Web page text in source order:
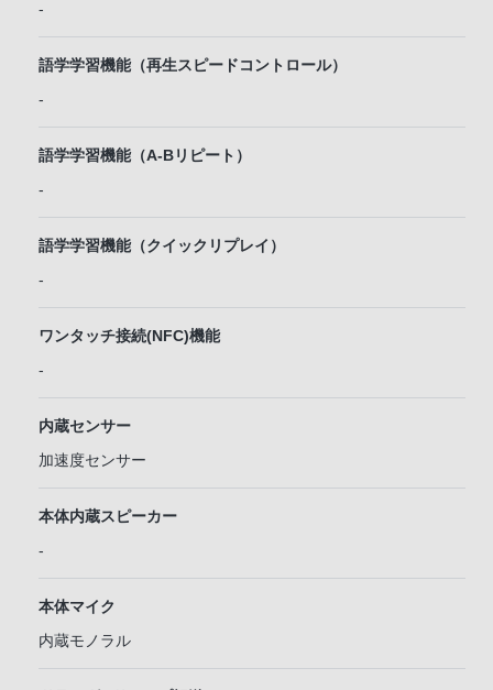
-
語学学習機能（再生スピードコントロール）
-
語学学習機能（A-Bリピート）
-
語学学習機能（クイックリプレイ）
-
ワンタッチ接続(NFC)機能
-
内蔵センサー
加速度センサー
本体内蔵スピーカー
-
本体マイク
内蔵モノラル